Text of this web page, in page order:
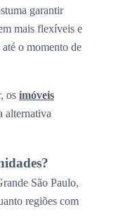
garantir
mais flexíveis e
o momento de
os imóveis
alternativa
São Paulo,
regiões com